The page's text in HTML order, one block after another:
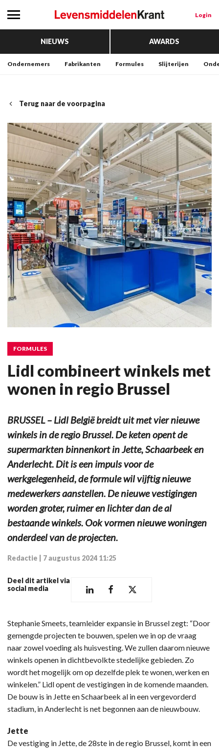
Login
NIEUWS AWARDS
Ondernemers Fabrikanten Formules Slijterijen
Terug naar de voorpagina
FORMULES
Lidl combineert winkels met
wonen in regio Brussel
BRUSSEL – Lidl België breidt uit met vier nieuwe
winkels in de regio Brussel. De keten opent de
supermarkten binnenkort in Jette, Schaarbeek en
Anderlecht. Dit is een impuls voor de
werkgelegenheid, de formule wil vijftig nieuwe
medewerkers aanstellen. De nieuwe vestigingen
worden groter, ruimer en lichter dan de al
bestaande winkels. Ook vormen nieuwe woningen
onderdeel van de projecten.
Redactie 7 augustus 2024 11:25
Deel dit artikel via
social media
Stephanie Smeets, teamleider expansie in Brussel zegt: “Door
gemengde projecten te bouwen, spelen we in op de vraag
naar zowel voeding als huisvesting. We zullen daarom nieuwe
winkels openen in dichtbevolkte stedelijke gebieden. Zo
wordt het mogelijk om op dezelfde plek te wonen, werken en
winkelen.” Lidl opent de vestigingen in de komende maanden.
De bouw is in Jette en Schaarbeek al in een vergevorderd
stadium, in Anderlecht is net begonnen aan de nieuwbouw.
Jette
De vestiging in Jette, de 28ste in de regio Brussel, komt in een